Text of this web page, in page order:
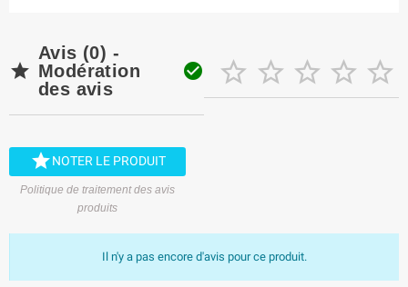

Avis (0) -
Modération
des avis
     
NOTER LE PRODUIT
Politique de traitement des avis
produits
Il n'y a pas encore d'avis pour ce produit.